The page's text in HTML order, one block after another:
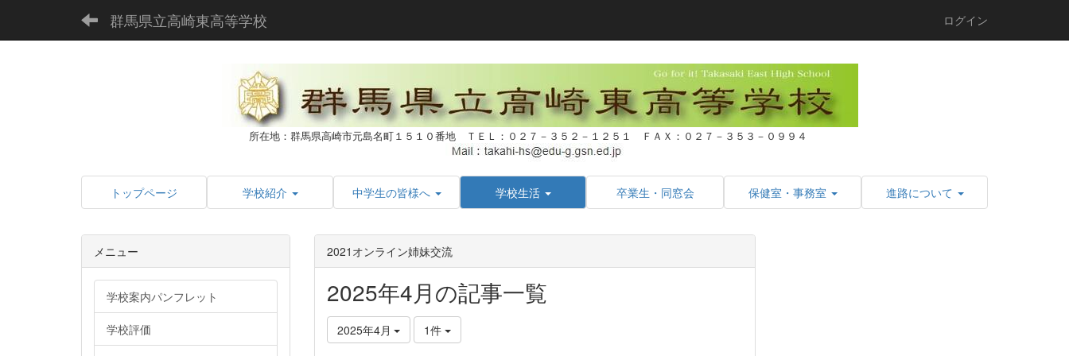
群馬県立高崎東高等学校 ログイン
所在地：群馬県高崎市元島名町１５１０番地 ＴＥＬ：０２７－３５２－１２５１ ＦＡＸ：０２７－３５３－０９９４
トップページ 学校紹介 中学生の皆様へ 学校生活 卒業生・同窓会 保健室・事務室 進路について
2021オンライン姉妹交流
2025年4月の記事一覧
2025年4月 1件
メニュー
学校案内パンフレット
学校評価